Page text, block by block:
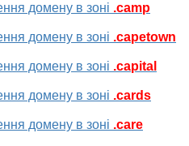
домену в зоні .camp
домену в зоні .capetown
домену в зоні .capital
домену в зоні .cards
домену в зоні .care